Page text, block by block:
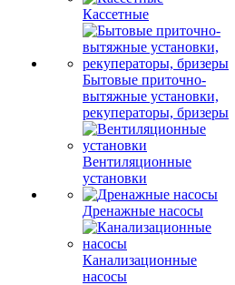
Кассетные
Бытовые приточно-
вытяжные установки,
рекуператоры, бризеры
Вентиляционные
установки
Дренажные насосы
Канализационные
насосы